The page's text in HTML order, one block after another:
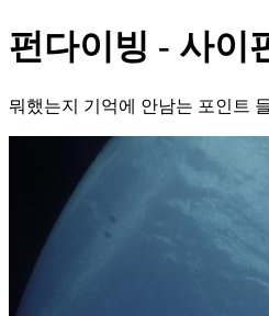
펀다이빙 - 사이
뭐했는지 기억에 안남는 포인트